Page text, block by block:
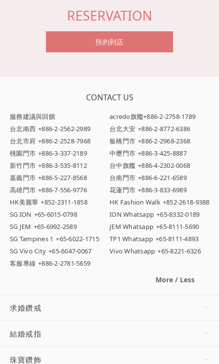
RESERVATION
預約到店
CONTACT US
服務建議與回饋 acredo旗艦+886-2-2758-1789
台北南西 +886-2-2562-2989 台北大安 +886-2-8772-6386
台北市府 +886-2-2528-7968 板橋門市 +886-2-2968-2368
桃園門市 +886-3-337-2189 中壢門市 +886-3-425-8887
新竹門市 +886-3-535-8112 台中旗艦 +886-4-2302-0068
嘉義門市 +886-5-227-8568 台南門市 +886-6-221-6589
高雄門市 +886-7-556-9776 花蓮門市 +886-3-833-6989
HK美麗華 +852-2311-1858 HK Fashion Walk +852-2618-9388
SG ION +65-6015-0798 ION Whatsapp +65-8332-0189
SG JEM +65-6992-2589 JEM Whatsapp +65-8111-5690
SG Tampines 1 +65-6022-1715 TP1 Whatsapp +65-8111-4893
SG Vivo City +65-6047-0067 Vivo Whatsapp +65-8221-6326
客服專線 +886-2-2781-5659
More / Less
求婚鑽戒
結婚戒指
珠寶鑽飾